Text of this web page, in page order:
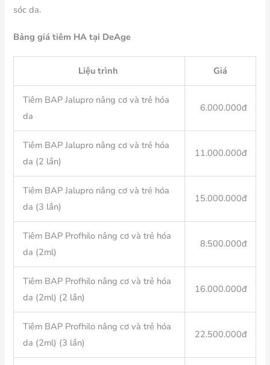
sóc da.
Bảng giá tiêm HA tại DeAge
Liệu trình Giá
Tiêm BAP Jalupro nâng cơ và trẻ hóa
da
6.000.000đ
Tiêm BAP Jalupro nâng cơ và trẻ hóa
da (2 lần)
11.000.000đ
Tiêm BAP Jalupro nâng cơ và trẻ hóa
da (3 lần)
15.000.000đ
Tiêm BAP Profhilo nâng cơ và trẻ hóa
da (2ml)
8.500.000đ
Tiêm BAP Profhilo nâng cơ và trẻ hóa
da (2ml) (2 lần)
16.000.000đ
Tiêm BAP Profhilo nâng cơ và trẻ hóa
da (2ml) (3 lần)
22.500.000đ